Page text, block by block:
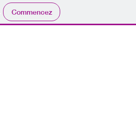
Commencez